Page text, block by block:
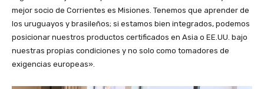
mejor socio de Corrientes es Misiones. Tenemos que aprender de
los uruguayos y brasileños; si estamos bien integrados, podemos
posicionar nuestros productos certificados en Asia o EE.UU. bajo
nuestras propias condiciones y no solo como tomadores de
exigencias europeas».